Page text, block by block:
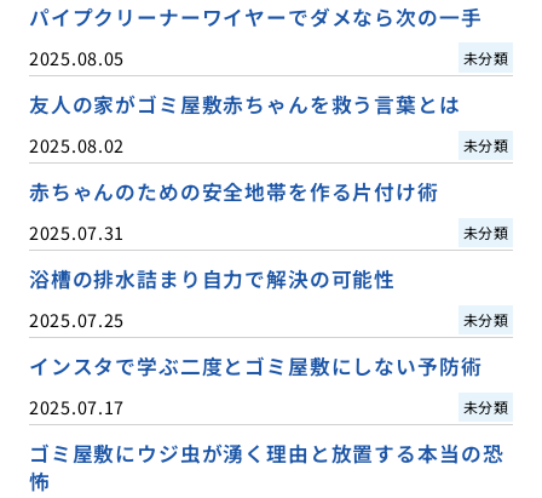
パイプクリーナーワイヤーでダメなら次の一手
2025.08.05 未分類
友人の家がゴミ屋敷赤ちゃんを救う言葉とは
2025.08.02 未分類
赤ちゃんのための安全地帯を作る片付け術
2025.07.31 未分類
浴槽の排水詰まり自力で解決の可能性
2025.07.25 未分類
インスタで学ぶ二度とゴミ屋敷にしない予防術
2025.07.17 未分類
ゴミ屋敷にウジ虫が湧く理由と放置する本当の恐
怖